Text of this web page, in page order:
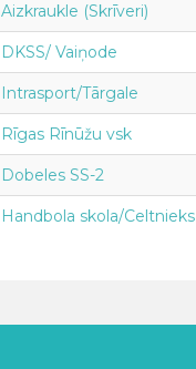
Aizkraukle (Skrīveri)
DKSS/ Vaiņode
Intrasport/Tārgale
Rīgas Rīnūžu vsk
Dobeles SS-2
Handbola skola/Celtnieks